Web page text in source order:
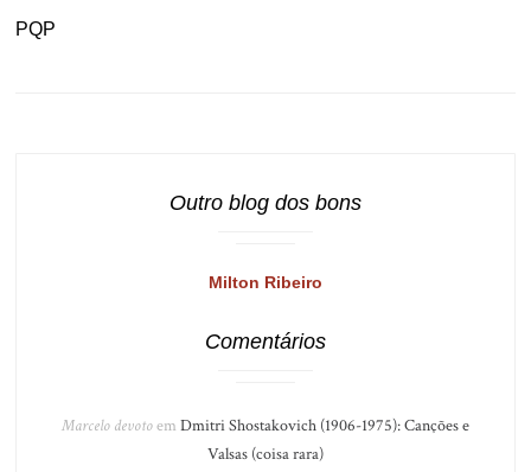
PQP
Outro blog dos bons
Milton Ribeiro
Comentários
Marcelo devotoem Dmitri Shostakovich (1906-1975): Canções e
Valsas (coisa rara)